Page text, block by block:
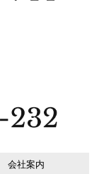
会社案内